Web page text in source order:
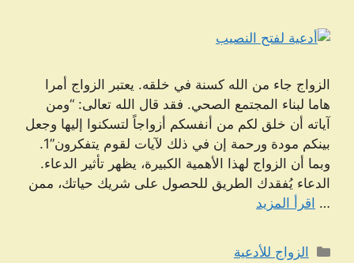
الزواج جاء من الله كسنة في خلقه. يعتبر الزواج أمرا
هاما لبناء المجتمع الصحي. فقد قال الله تعالى: “ومن
آياته أن خلق لكم من أنفسكم أزواجاً لتسكنوا إليها وجعل
بينكم مودة ورحمة إن في ذلك لآيات لقوم يتفكرون”1.
وبما أن الزواج لهذا الأهمية الكبيرة، يظهر تأثير الدعاء.
الدعاء يُفقدك الطريق للحصول على شريك حياتك، ممن
… اقرأ المزيد
التصنيفات
الزواج للأدعية